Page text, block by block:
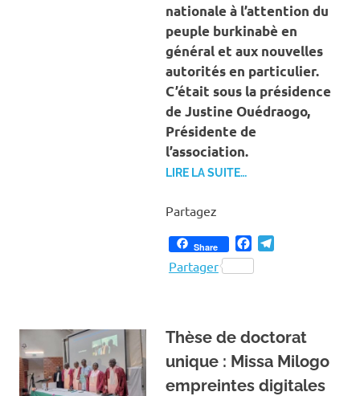
nationale à l’attention du
peuple burkinabè en
général et aux nouvelles
autorités en particulier.
C’était sous la présidence
de Justine Ouédraogo,
Présidente de
l’association.
LIRE LA SUITE…
Partagez
Share Facebook
Partager
Thèse de doctorat
unique : Missa Milogo
empreintes digitales